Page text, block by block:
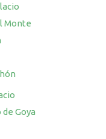
Monte
Goya